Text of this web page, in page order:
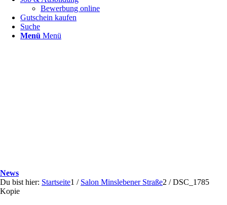
Bewerbung online
Gutschein kaufen
Suche
Menü Menü
News
Du bist hier: Startseite1 / Salon Minslebener Straße2 / DSC_1785
Kopie